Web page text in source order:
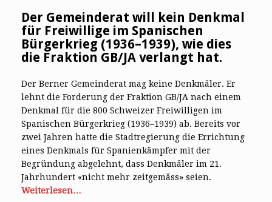
Der Gemeinderat will kein Denkmal
für Freiwillige im Spanischen
Bürgerkrieg (1936–1939), wie dies
die Fraktion GB/JA verlangt hat.
Der Berner Gemeinderat mag keine Denkmäler. Er
lehnt die Forderung der Fraktion GB/JA nach einem
Denkmal für die 800 Schweizer Freiwilligen im
Spanischen Bürgerkrieg (1936–1939) ab. Bereits vor
zwei Jahren hatte die Stadtregierung die Errichtung
eines Denkmals für Spanienkämpfer mit der
Begründung abgelehnt, dass Denkmäler im 21.
Jahrhundert «nicht mehr zeitgemäss» seien.
Weiterlesen…